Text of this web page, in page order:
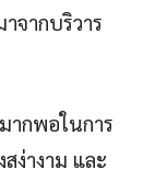
จากบริวาร
ากพอในการ
ง่างาม และ